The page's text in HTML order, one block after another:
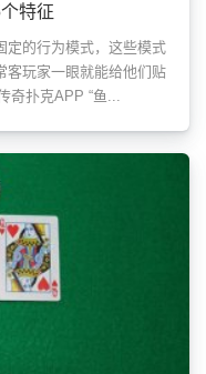
特征
定的行为模式，这些模式
客玩家一眼就能给他们贴
奇扑克APP “鱼...